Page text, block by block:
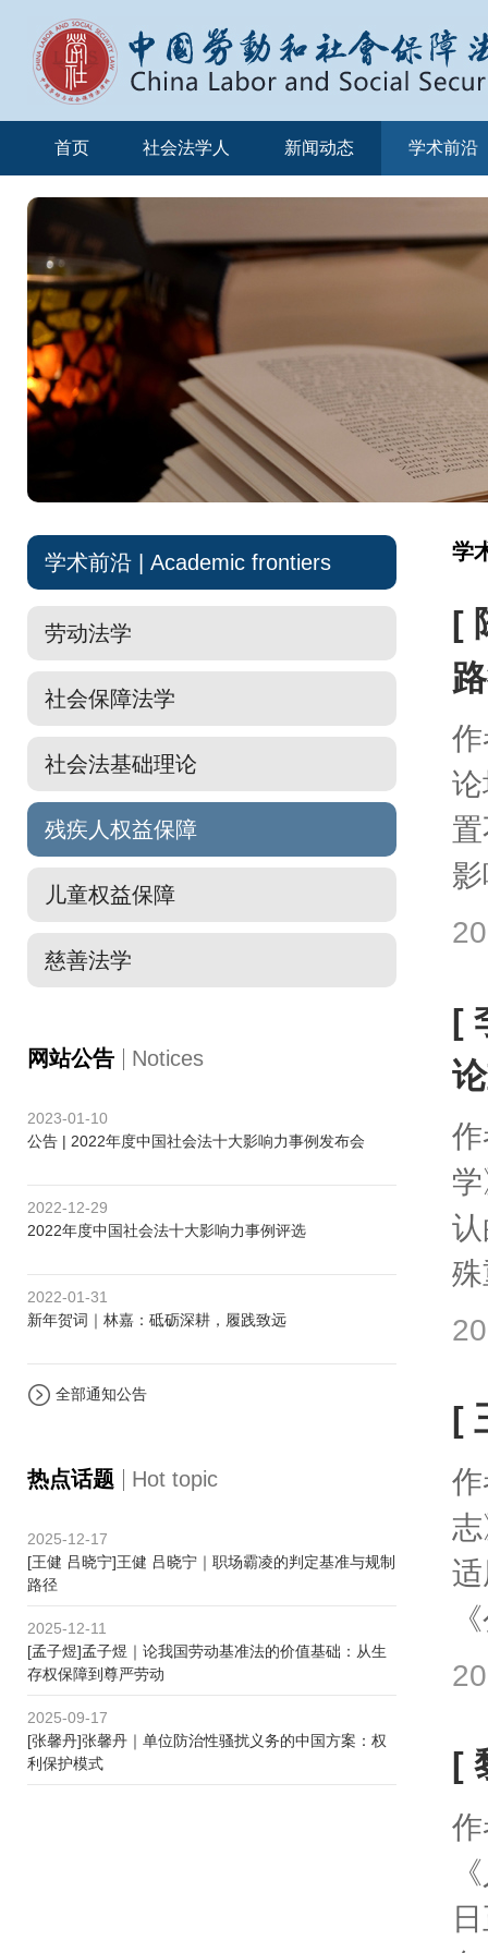
首页 社会法学人 新闻动态 学术前沿
学术前沿 | Academic frontiers
劳动法学
社会保障法学
社会法基础理论
残疾人权益保障
儿童权益保障
慈善法学
网站公告 Notices
2023-01-10
公告 | 2022年度中国社会法十大影响力事例发布会
2022-12-29
2022年度中国社会法十大影响力事例评选
2022-01-31
新年贺词｜林嘉：砥砺深耕，履践致远
全部通知公告
热点话题 Hot topic
2025-12-17
[王健 吕晓宁]王健 吕晓宁｜职场霸凌的判定基准与规制
路径
2025-12-11
[孟子煜]孟子煜｜论我国劳动基准法的价值基础：从生
存权保障到尊严劳动
2025-09-17
[张馨丹]张馨丹｜单位防治性骚扰义务的中国方案：权
利保护模式
学
[
[
[
[